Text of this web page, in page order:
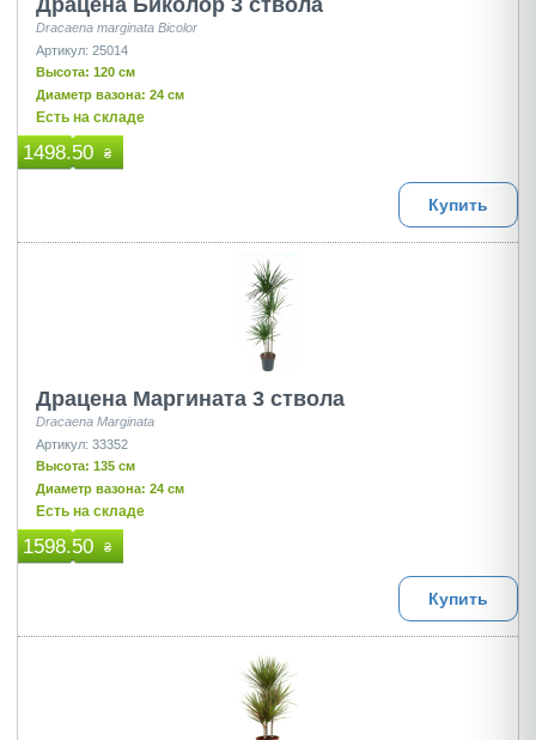
Драцена Биколор 3 ствола
Dracaena marginata Bicolor
Артикул: 25014
Высота: 120 см
Диаметр вазона: 24 см
Есть на складе
1498.50 ₴
Купить
Драцена Маргината 3 ствола
Dracaena Marginata
Артикул: 33352
Высота: 135 см
Диаметр вазона: 24 см
Есть на складе
1598.50 ₴
Купить